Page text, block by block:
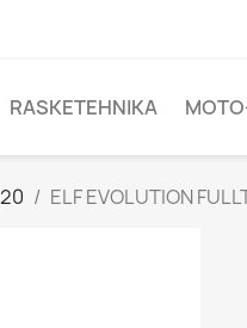
RASKETEHNIKA
ELF EVOLUTION